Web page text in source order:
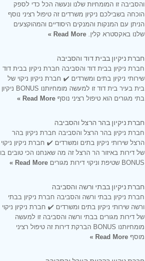
והסביבה זו המומחיות שלנו ונעשה הכל כדי לספק
הוכחה בשבילכם ניקיון משרדים זה טיפול רציני נוסף
הניתן עם המנקות והמנקים היסודיים והמהוקצעים
שלנו באקסטרא קלין. Read More »
חברת ניקיון בבית דוד והסביבה
חברת ניקיון בבית דוד והסביבה חברת ניקיון בבית דוד
שירותי ניקיון בתים ומשרדים ✔️ חברת ניקיון ניקוי של
בית בעיר בית דוד זו למעשה מומחיותנו BONUS ניקיון
בתי מגורים הוא טיפול רציני נוסף Read More »
חברת ניקיון בהר הרצל והסביבה
חברת ניקיון בהר הרצל והסביבה חברת ניקיון בהר
הרצל שירותי ניקיון בתים ומשרדים ✔️ חברת ניקיון ניקוי
של דירות באיזור הר הרצל זה מה שאנחנו הכי טובים בו
BONUS שטיפת וניקוי דירות מגורים
Read More »
חברת ניקיון בבתי ורשה והסביבה
חברת ניקיון בבתי ורשה והסביבה חברת ניקיון בבתי
ורשה שירותי ניקיון בתים ומשרדים ✔️ חברת ניקיון ניקוי
של דירות מגורים בבתי ורשה והסביבה זו למעשה
מומחיותנו BONUS הברקת דירות זה טיפול רציני
מוסף Read More »